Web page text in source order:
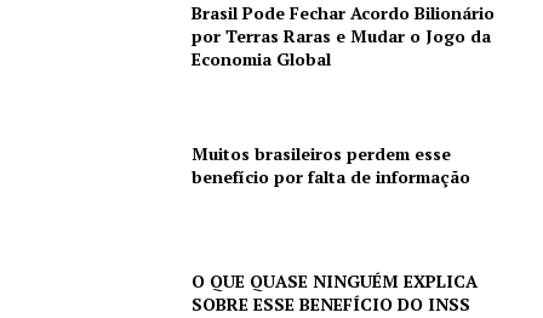
Brasil Pode Fechar Acordo Bilionário
por Terras Raras e Mudar o Jogo da
Economia Global
Muitos brasileiros perdem esse
benefício por falta de informação
O QUE QUASE NINGUÉM EXPLICA
SOBRE ESSE BENEFÍCIO DO INSS